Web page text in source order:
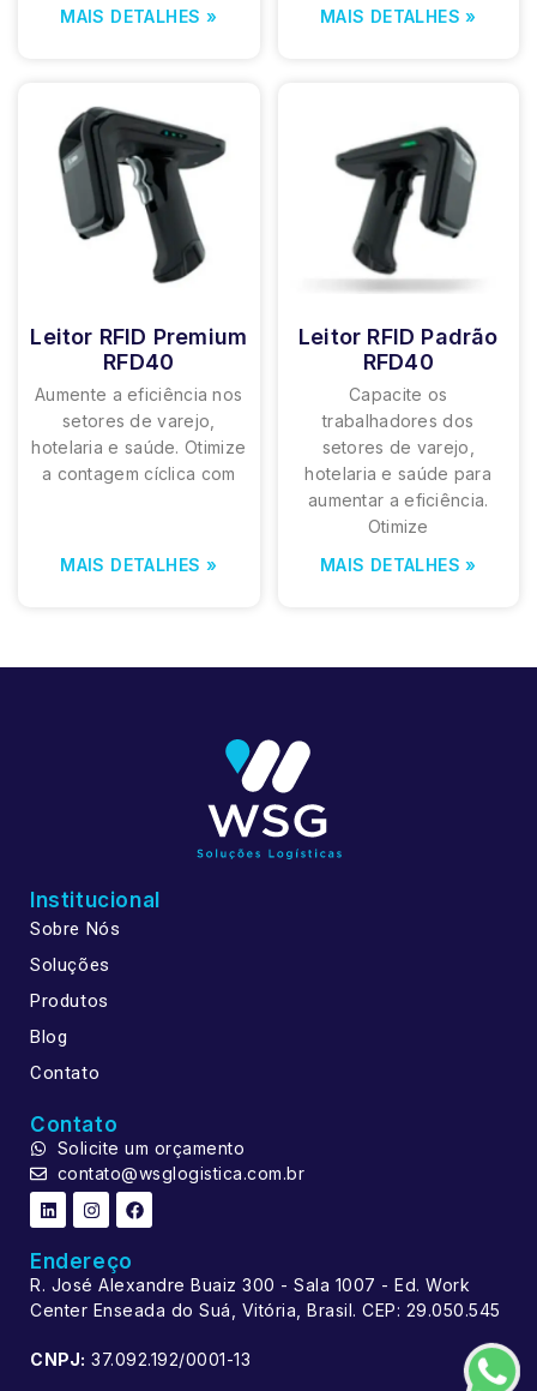
MAIS DETALHES »
MAIS DETALHES »
Leitor RFID Premium
RFD40
Aumente a eficiência nos
setores de varejo,
hotelaria e saúde. Otimize
a contagem cíclica com
MAIS DETALHES »
Leitor RFID Padrão
RFD40
Capacite os
trabalhadores dos
setores de varejo,
hotelaria e saúde para
aumentar a eficiência.
Otimize
MAIS DETALHES »
Institucional
Sobre Nós
Soluções
Produtos
Blog
Contato
Contato
Solicite um orçamento
contato@wsglogistica.com.br
Endereço
R. José Alexandre Buaiz 300 - Sala 1007 - Ed. Work
Center Enseada do Suá, Vitória, Brasil. CEP: 29.050.545
CNPJ: 37.092.192/0001-13